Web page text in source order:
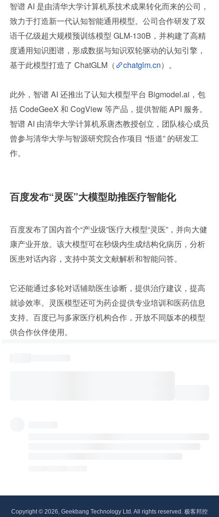
智谱 AI 是由清华大学计算机系技术成果转化而来的公司，
致力于打造新一代认知智能通用模型。公司合作研发了双
语千亿级超大规模预训练模型 GLM-130B，并构建了高精
度通用知识图谱，形成数据与知识双轮驱动的认知引擎，
基于此模型打造了 ChatGLM（
chatglm.cn）。
此外，智谱 AI 还推出了认知大模型平台 Bigmodel.ai，包
括 CodeGeeX 和 CogView 等产品，提供智能 API 服务。
智谱 AI 由清华大学计算机系唐杰教授创立，团队核心成员
曾参与清华大学与智源研究院合作项目 “悟道” 的研发工
作。
百度发布“灵医”大模型助推医疗智能化
百度发布了国内首个“产业级”医疗大模型“灵医”，并向大健
康产业开放。该大模型可在秒级内生成结构化病历，分析
医患对话内容，支持中英文文献解析和智能问答。
它还能通过多轮对话辅助医生诊断，提供治疗建议，提高
就诊效率。灵医模型还可为药企提供专业培训和医药信息
支持。百度已与多家医疗机构合作，开放不同版本的模型
供合作伙伴使用。
Copyright © 2026, Geekbang Technology Ltd. All rights reserved. 极客邦控